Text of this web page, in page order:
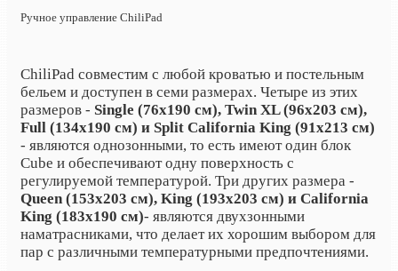
Ручное управление ChiliPad
ChiliPad совместим с любой кроватью и постельным
бельем и доступен в семи размерах. Четыре из этих
размеров - Single (76x190 см), Twin XL (96x203 см),
Full (134x190 см) и Split California King (91x213 см)
- являются однозонными, то есть имеют один блок
Cube и обеспечивают одну поверхность с
регулируемой температурой. Три других размера -
Queen (153x203 см), King (193x203 см) и California
King (183x190 см)- являются двухзонными
наматрасниками, что делает их хорошим выбором для
пар с различными температурными предпочтениями.